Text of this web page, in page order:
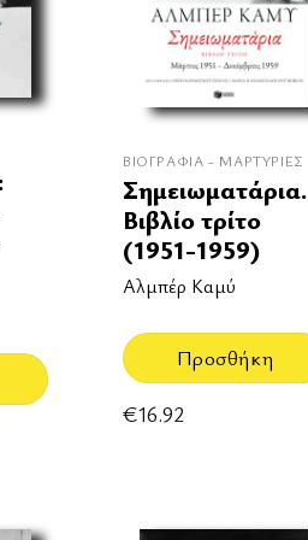
ΒΙΟΓΡΑΦΊΑ - ΜΑΡΤΥΡΊΕΣ
Σημειωματάρια.
Βιβλίο τρίτο
(1951-1959)
Αλμπέρ Καμύ
Προσθήκη
€16.92